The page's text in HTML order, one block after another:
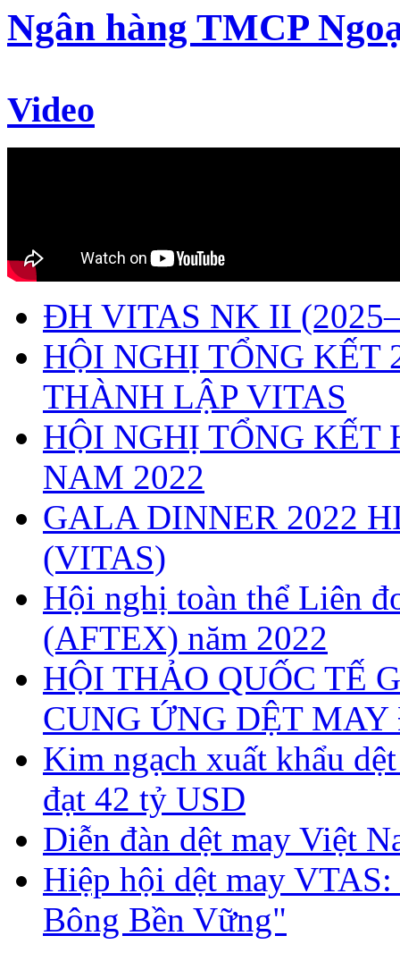
Ngân hàng TMCP
Video
ĐH VITAS NK II
HỘI NGHỊ TỔNG
THÀNH LẬP VITAS
HỘI NGHỊ TỔNG KẾT
NAM 2022
GALA DINNER 2022
(VITAS)
Hội nghị toàn thể Liên
(AFTEX) năm 2022
HỘI THẢO QUỐC TẾ
CUNG ỨNG DỆT
Kim ngạch xuất khẩu
đạt 42 tỷ USD
Diễn đàn dệt may Việt
Hiệp hội dệt may
Bông Bền Vững"